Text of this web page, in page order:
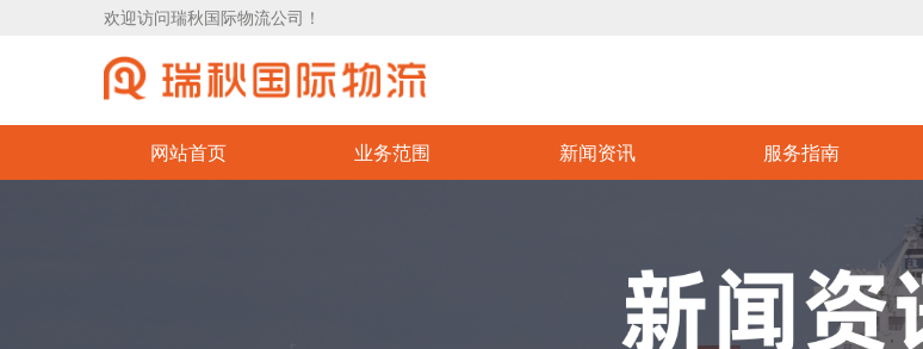
欢迎访问瑞秋国际物流公司！
网站首页 业务范围 新闻资讯 服务指南